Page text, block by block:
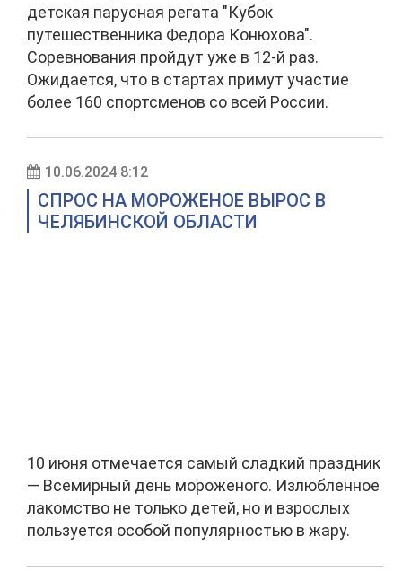
детская парусная регата "Кубок
путешественника Федора Конюхова".
Соревнования пройдут уже в 12-й раз.
Ожидается, что в стартах примут участие
более 160 спортсменов со всей России.
10.06.2024 8:12
СПРОС НА МОРОЖЕНОЕ ВЫРОС В
ЧЕЛЯБИНСКОЙ ОБЛАСТИ
10 июня отмечается самый сладкий праздник
— Всемирный день мороженого. Излюбленное
лакомство не только детей, но и взрослых
пользуется особой популярностью в жару.